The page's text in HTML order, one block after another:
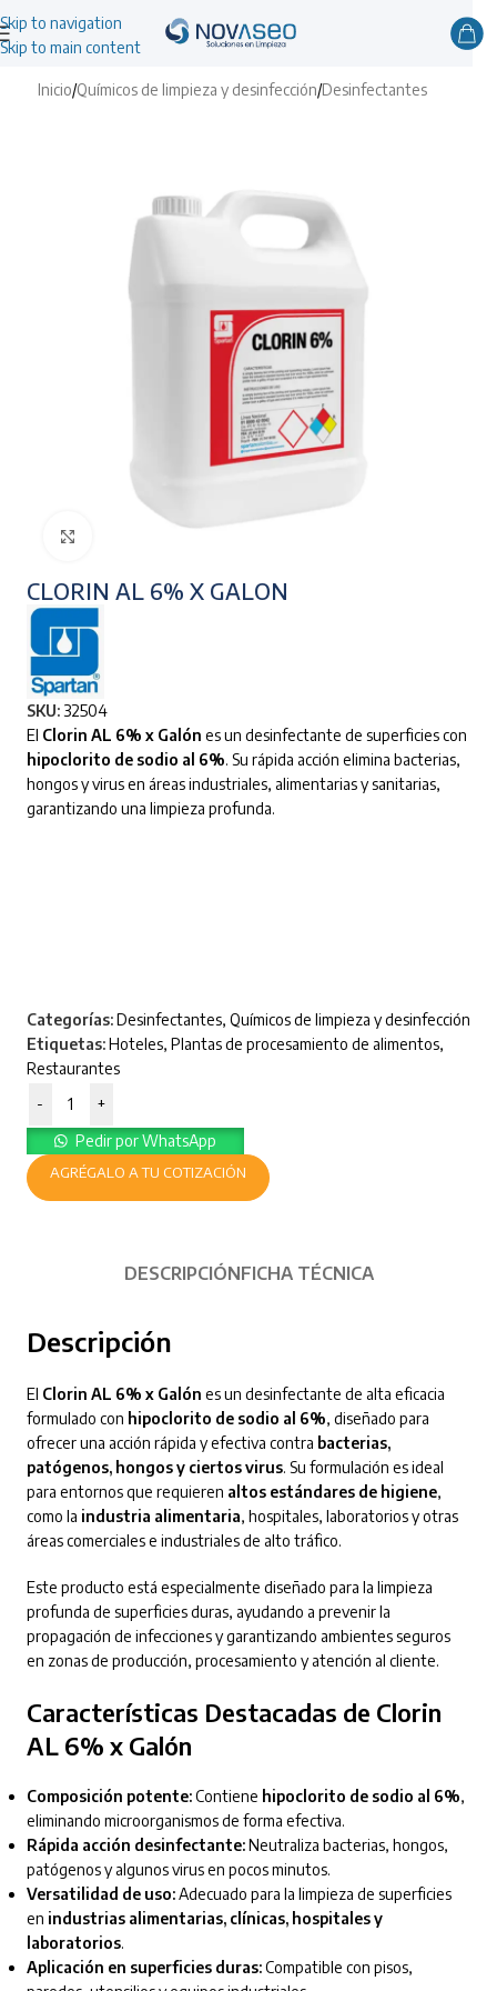
Skip to navigation
Skip to main content
Inicio/Químicos de limpieza y desinfección/Desinfectantes
CLORIN AL 6% X GALON
SKU: 32504
El Clorin AL 6% x Galón es un desinfectante de superficies con
hipoclorito de sodio al 6%. Su rápida acción elimina bacterias,
hongos y virus en áreas industriales, alimentarias y sanitarias,
garantizando una limpieza profunda.
Categorías:Desinfectantes, Químicos de limpieza y desinfección
Etiquetas:Hoteles, Plantas de procesamiento de alimentos,
Restaurantes
-
+
Pedir por WhatsApp
AGRÉGALO A TU COTIZACIÓN
DESCRIPCIÓNFICHA TÉCNICA
Descripción
El Clorin AL 6% x Galón es un desinfectante de alta eficacia
formulado con hipoclorito de sodio al 6%, diseñado para
ofrecer una acción rápida y efectiva contra bacterias,
patógenos, hongos y ciertos virus. Su formulación es ideal
para entornos que requieren altos estándares de higiene,
como la industria alimentaria, hospitales, laboratorios y otras
áreas comerciales e industriales de alto tráfico.
Este producto está especialmente diseñado para la limpieza
profunda de superficies duras, ayudando a prevenir la
propagación de infecciones y garantizando ambientes seguros
en zonas de producción, procesamiento y atención al cliente.
Características Destacadas de Clorin
AL 6% x Galón
Composición potente:Contiene hipoclorito de sodio al 6%,
eliminando microorganismos de forma efectiva.
Rápida acción desinfectante:Neutraliza bacterias, hongos,
patógenos y algunos virus en pocos minutos.
Versatilidad de uso:Adecuado para la limpieza de superficies
en industrias alimentarias, clínicas, hospitales y
laboratorios.
Aplicación en superficies duras:Compatible con pisos,